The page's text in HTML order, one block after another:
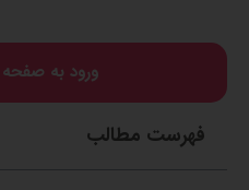
ورود به صفحه
فهرست مطالب